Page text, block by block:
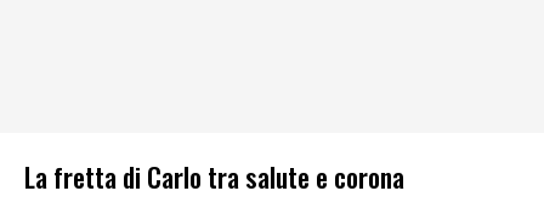
La fretta di Carlo tra salute e corona